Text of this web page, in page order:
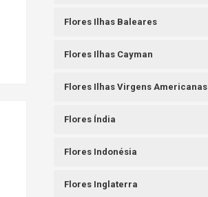
Flores Ilhas Baleares
Flores Ilhas Cayman
Flores Ilhas Virgens Americanas
Flores Índia
Flores Indonésia
Flores Inglaterra